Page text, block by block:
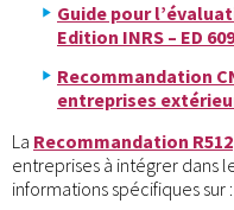
Guide pour
Edition INRS – ED
Recommandation
entreprises
La Recommandation R512
entreprises à intégrer dans
informations spécifiques sur :